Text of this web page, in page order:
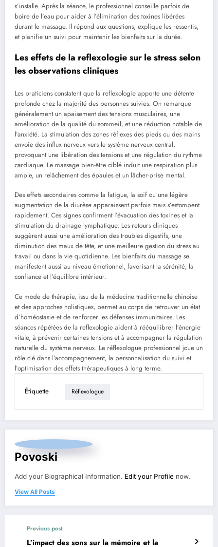
s’installe. Après la séance, le professionnel conseille parfois de
boire de l’eau pour aider à l’élimination des toxines libérées
durant le massage. Il répond aux questions, explique les ressentis,
et planifie un suivi pour maintenir les bienfaits sur la durée.
Les effets de la reflexologie sur le stress selon
les observations cliniques
Les praticiens constatent que la reflexologie apporte une détente
profonde chez la majorité des personnes suivies. On remarque
généralement un apaisement des tensions musculaires, une
amélioration de la qualité du sommeil, et une réduction notable de
l’anxiété. La stimulation des zones réflexes des pieds ou des mains
envoie des influx nerveux vers le système nerveux central,
provoquant une libération des tensions et une régulation du rythme
cardiaque. Le massage bien-être ciblé induit une respiration plus
ample, un relâchement des épaules et un lâcher-prise mental.
Des effets secondaires comme la fatigue, la soif ou une légère
augmentation de la diurèse apparaissent parfois mais s’estompent
rapidement. Ces signes confirment l’évacuation des toxines et la
stimulation du drainage lymphatique. Les retours cliniques
suggèrent aussi une amélioration des troubles digestifs, une
diminution des maux de tête, et une meilleure gestion du stress au
travail ou dans la vie quotidienne. Les bienfaits du massage se
manifestent aussi au niveau émotionnel, favorisant la sérénité, la
confiance et l’équilibre intérieur.
Ce mode de thérapie, issu de la médecine traditionnelle chinoise
et des approches holistiques, permet au corps de retrouver un état
d’homéostasie et de renforcer les défenses immunitaires. Les
séances répétées de la reflexologie aident à rééquilibrer l’énergie
vitale, à prévenir certaines tensions et à accompagner la régulation
naturelle du système nerveux. Le réflexologue professionnel joue un
rôle clé dans l’accompagnement, la personnalisation du suivi et
l’optimisation des effets thérapeutiques à long terme.
Étiquette Réflexologue
Povoski
Add your Biographical Information. Edit your Profile now.
View All Posts
Previous post
L’impact des sons sur la mémoire et la